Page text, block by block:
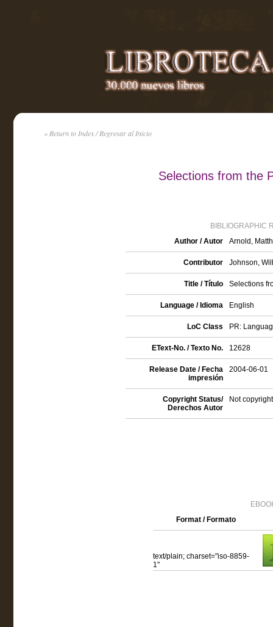
« Return to Index / Regresar al Inicio
Selections from the
BIBLIOGRAPHIC
Author / Autor
Arnold,
Contributor Johnson,
Title / Título Selections
Language / Idioma English
LoC Class PR:
EText-No. / Texto No. 12628
Release Date / Fecha
impresión
2004-06-01
Copyright Status/
Derechos Autor
Not
Format / Formato
text/plain; charset="iso-8859-
1"